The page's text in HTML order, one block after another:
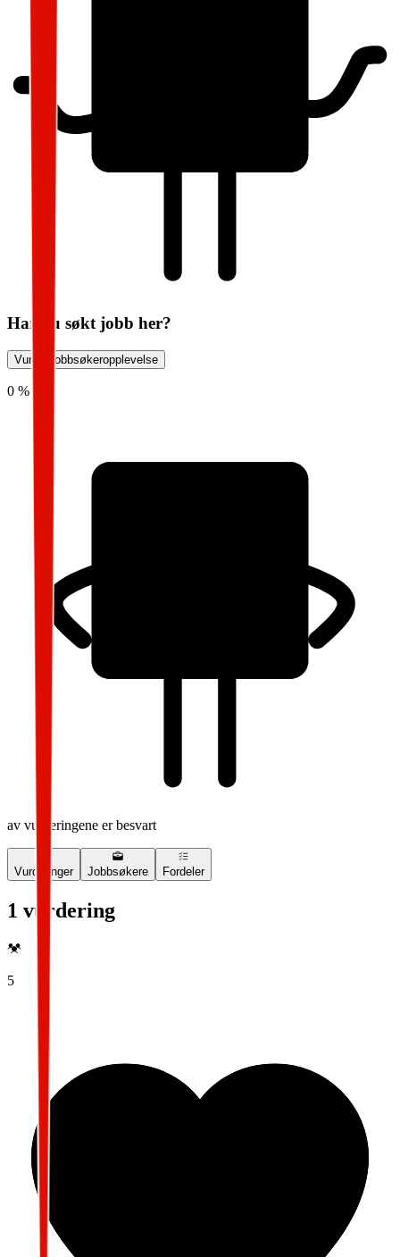
Har du søkt jobb her?
Vurder jobbsøkeropplevelse
0 %
av vurderingene er besvart
Vurderinger Jobbsøkere Fordeler
1 vurdering
5